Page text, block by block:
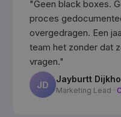
"Geen black boxes.
proces
overgedragen. Een
team het zonder dat
vragen."
JD
Jayburtt
Marketing Lead ·